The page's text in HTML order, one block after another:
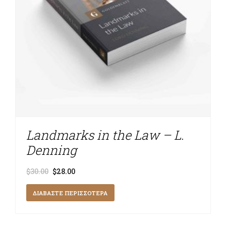
Landmarks in the Law – L.
Denning
$30.00 Original
price
was:
$30.00.
$28.00Η
τρέχουσα
τιμή
είναι:
ΔΙΑΒΆΣΤΕ ΠΕΡΙΣΣΌΤΕΡΑ